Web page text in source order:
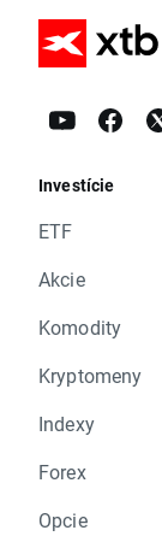
Investície
ETF
Akcie
Komodity
Kryptomeny
Indexy
Forex
Opcie